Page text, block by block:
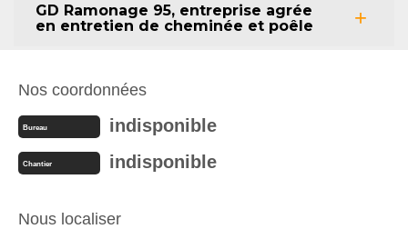
GD Ramonage 95, entreprise agrée
en entretien de cheminée et poêle
Nos coordonnées
Bureau indisponible
Chantier indisponible
Nous localiser